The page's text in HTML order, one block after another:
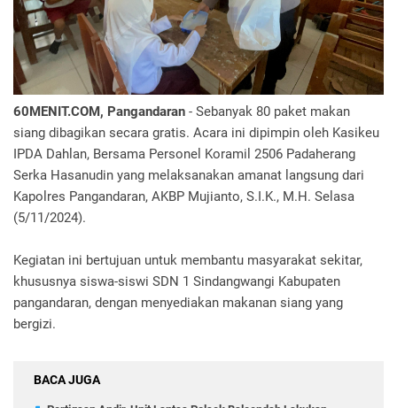
60MENIT.COM, Pangandaran - Sebanyak 80 paket makan
siang dibagikan secara gratis. Acara ini dipimpin oleh Kasikeu
IPDA Dahlan, Bersama Personel Koramil 2506 Padaherang
Serka Hasanudin yang melaksanakan amanat langsung dari
Kapolres Pangandaran, AKBP Mujianto, S.I.K., M.H. Selasa
(5/11/2024).
Kegiatan ini bertujuan untuk membantu masyarakat sekitar,
khususnya siswa-siswi SDN 1 Sindangwangi Kabupaten
pangandaran, dengan menyediakan makanan siang yang
bergizi.
BACA JUGA